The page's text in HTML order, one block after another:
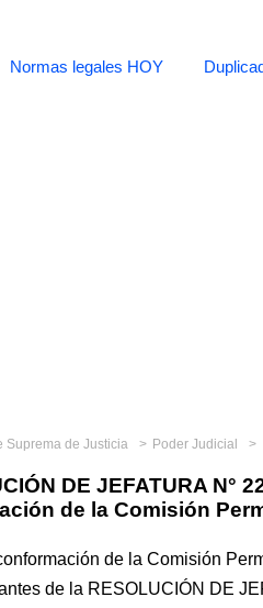
Normas legales HOY
Suprema de Justicia Poder Judicial
DE JEFATURA N°
de la Comisión
de la Comisión
de la RESOLUCIÓN DE